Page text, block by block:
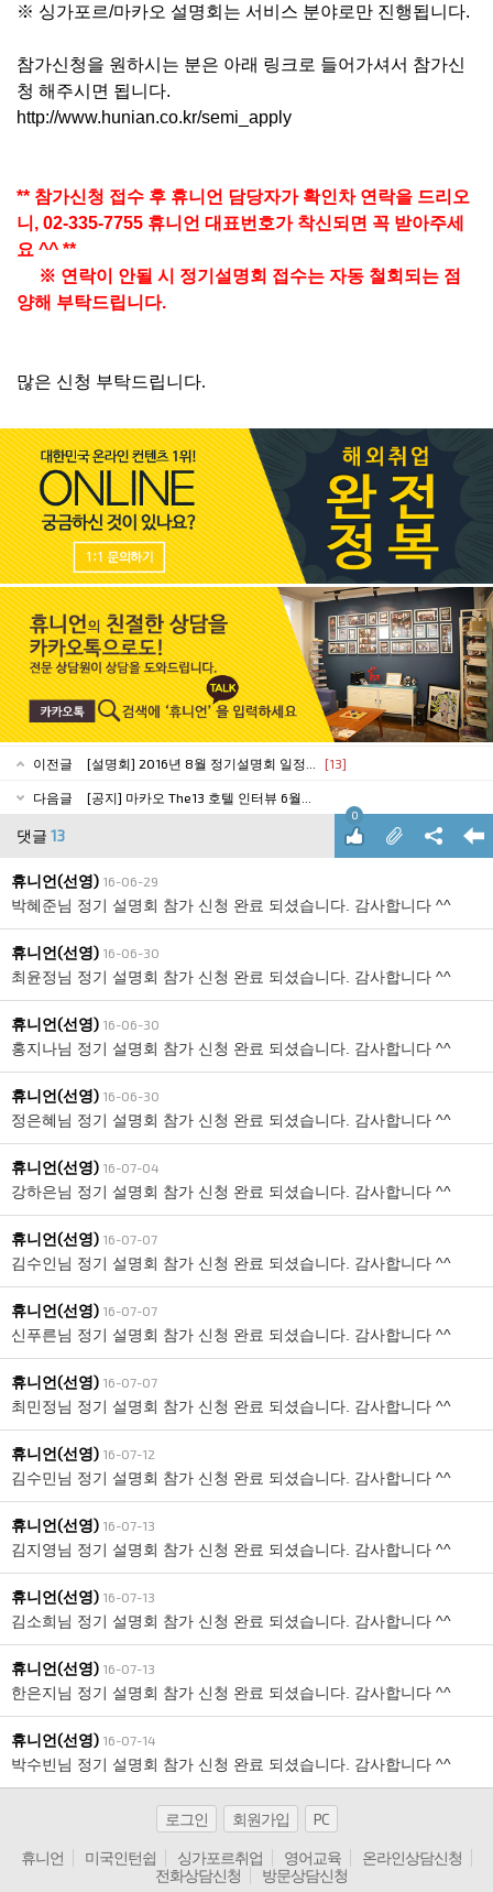
※ 싱가포르/마카오 설명회는 서비스 분야로만 진행됩니다.
참가신청을 원하시는 분은 아래 링크로 들어가셔서 참가신
청 해주시면 됩니다.
http://www.hunian.co.kr/semi_apply
** 참가신청 접수 후 휴니언 담당자가 확인차 연락을 드리오
니, 02-335-7755 휴니언 대표번호가 착신되면 꼭 받아주세
요 ^^ **
※ 연락이 안될 시 정기설명회 접수는 자동 철회되는 점
양해 부탁드립니다.
많은 신청 부탁드립니다.
이전글 [설명회] 2016년 8월 정기설명회 일정... [13]
다음글 [공지] 마카오 The13 호텔 인터뷰 6월...
댓글 13
0
휴니언(선영) 16-06-29
박혜준님 정기 설명회 참가 신청 완료 되셨습니다. 감사합니다 ^^
휴니언(선영) 16-06-30
최윤정님 정기 설명회 참가 신청 완료 되셨습니다. 감사합니다 ^^
휴니언(선영) 16-06-30
홍지나님 정기 설명회 참가 신청 완료 되셨습니다. 감사합니다 ^^
휴니언(선영) 16-06-30
정은혜님 정기 설명회 참가 신청 완료 되셨습니다. 감사합니다 ^^
휴니언(선영) 16-07-04
강하은님 정기 설명회 참가 신청 완료 되셨습니다. 감사합니다 ^^
휴니언(선영) 16-07-07
김수인님 정기 설명회 참가 신청 완료 되셨습니다. 감사합니다 ^^
휴니언(선영) 16-07-07
신푸른님 정기 설명회 참가 신청 완료 되셨습니다. 감사합니다 ^^
휴니언(선영) 16-07-07
최민정님 정기 설명회 참가 신청 완료 되셨습니다. 감사합니다 ^^
휴니언(선영) 16-07-12
김수민님 정기 설명회 참가 신청 완료 되셨습니다. 감사합니다 ^^
휴니언(선영) 16-07-13
김지영님 정기 설명회 참가 신청 완료 되셨습니다. 감사합니다 ^^
휴니언(선영) 16-07-13
김소희님 정기 설명회 참가 신청 완료 되셨습니다. 감사합니다 ^^
휴니언(선영) 16-07-13
한은지님 정기 설명회 참가 신청 완료 되셨습니다. 감사합니다 ^^
휴니언(선영) 16-07-14
박수빈님 정기 설명회 참가 신청 완료 되셨습니다. 감사합니다 ^^
로그인 회원가입 PC
휴니언 미국인턴쉽 싱가포르취업 영어교육
온라인상담신청
전화상담신청
방문상담신청